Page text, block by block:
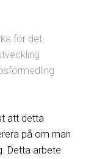
för det
att detta
på om man
Detta arbete